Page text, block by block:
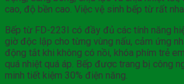
cao, độ bền cao. Việc vệ sinh bếp từ rất
Bếp từ FD-223I có đầy đủ các tính năng
giờ độc lập cho từng vùng nấu, cảm ứng
động tắt khi không có nồi, khóa phím trẻ
quá nhiệt quá áp. Bếp được trang bị công
minh tiết kiệm 30% điện năng.